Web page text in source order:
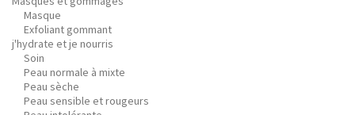
Masque
Exfoliant gommant
j'hydrate et je nourris
Soin
Peau normale à mixte
Peau sèche
Peau sensible et rougeurs